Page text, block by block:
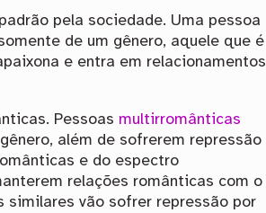
pela sociedade. Uma pessoa
de um gênero, aquele que é
e entra em relacionamentos
Pessoas multirromânticas
além de sofrerem repressão
e do espectro
relações românticas com o
similares vão sofrer repressão por